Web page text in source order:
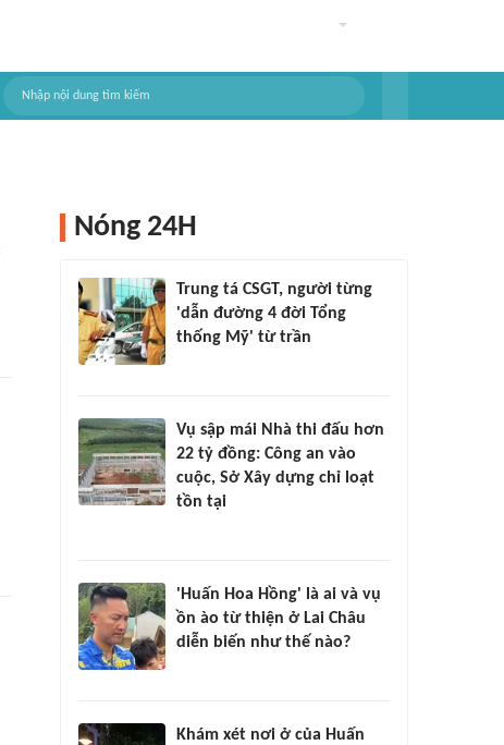
Nóng 24H
Trung tá CSGT, người từng
'dẫn đường 4 đời Tổng
thống Mỹ' từ trần
Vụ sập mái Nhà thi đấu hơn
22 tỷ đồng: Công an vào
cuộc, Sở Xây dựng chỉ loạt
tồn tại
'Huấn Hoa Hồng' là ai và vụ
ồn ào từ thiện ở Lai Châu
diễn biến như thế nào?
Khám xét nơi ở của Huấn